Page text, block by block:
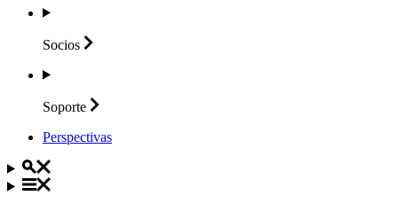
Socios
Soporte
Perspectivas